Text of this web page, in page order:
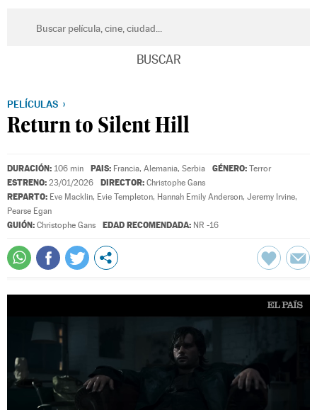
PELÍCULAS
Return to Silent Hill
DURACIÓN: 106 min PAIS: Francia, Alemania, Serbia GÉNERO: Terror
ESTRENO: 23/01/2026 DIRECTOR: Christophe Gans
REPARTO: Eve Macklin, Evie Templeton, Hannah Emily Anderson, Jeremy Irvine,
Pearse Egan
GUIÓN: Christophe Gans EDAD RECOMENDADA: NR -16